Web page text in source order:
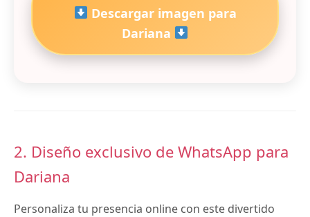
Descargar imagen para
Dariana
2. Diseño exclusivo de WhatsApp para
Dariana
Personaliza tu presencia online con este divertido